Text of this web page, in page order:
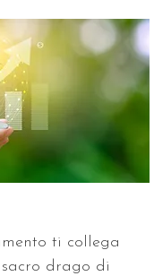
ti collega
drago di